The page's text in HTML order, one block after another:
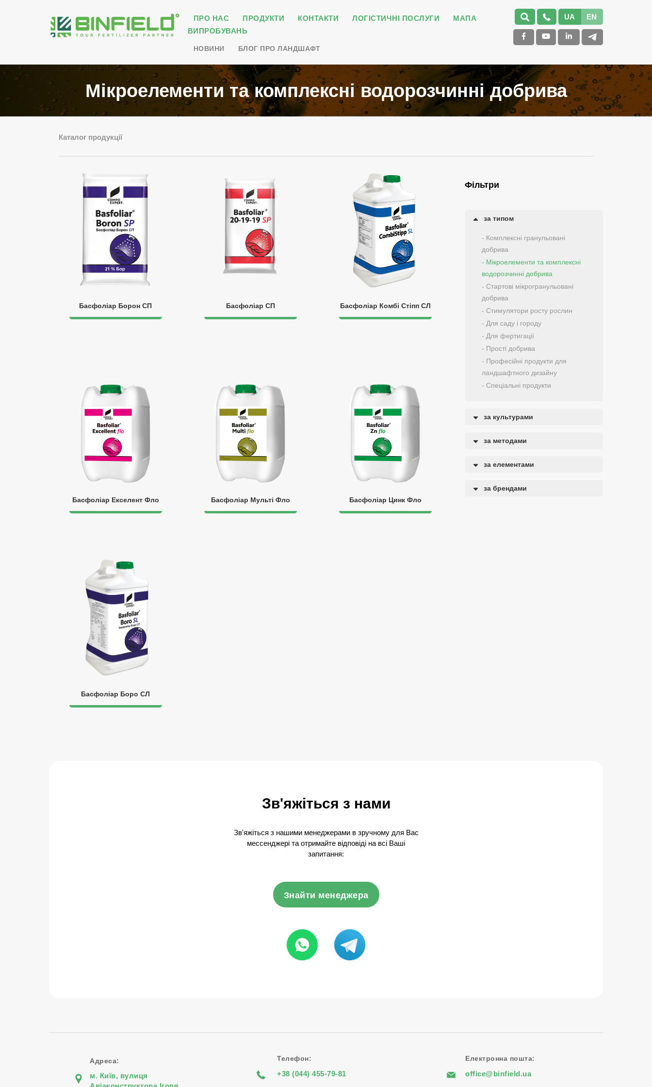
ПРО НАС ПРОДУКТИ КОНТАКТИ ЛОГІСТИЧНІ ПОСЛУГИ
МАПА
ВИПРОБУВАНЬ
НОВИНИ БЛОГ ПРО ЛАНДШАФТ
UA EN
Мікроелементи та комплексні водорозчинні добрива
Каталог продукції
Басфоліар Борон СП Басфоліар СП Басфоліар Комбі Стіпп СЛ
Басфоліар Екселент Фло Басфоліар Мульті Фло Басфоліар Цинк Фло
Басфоліар Боро СЛ
Фільтри
за типом
- Комплексні гранульовані
добрива
- Мікроелементи та комплексні
водорозчинні добрива
- Стартові мікрогранульовані
добрива
- Стимулятори росту рослин
- Для саду і городу
- Для фертигації
- Прості добрива
- Професійні продукти для
ландшафтного дизайну
- Спеціальні продукти
за культурами
за методами
за елементами
за брендами
Зв'яжіться з нами
Зв'яжіться з нашими менеджерами в зручному для Вас
мессенджері та отримайте відповіді на всі Ваші
запитання:
Знайти менеджера
Адреса:
м. Київ, вулиця
Телефон:
+38 (044) 455-79-81
Електронна пошта:
office@binfield.ua